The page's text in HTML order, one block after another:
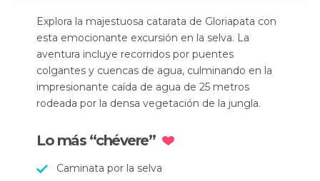
Explora la majestuosa catarata de Gloriapata con
esta emocionante excursión en la selva. La
aventura incluye recorridos por puentes
colgantes y cuencas de agua, culminando en la
impresionante caída de agua de 25 metros
rodeada por la densa vegetación de la jungla.
Lo más “chévere”
Caminata por la selva